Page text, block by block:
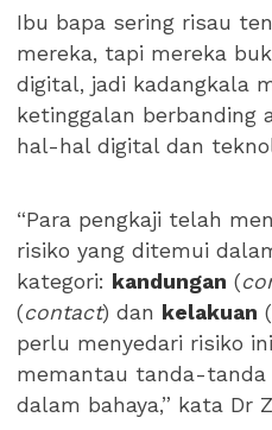
Ibu bapa sering risau
mereka, tapi mereka
digital, jadi kadangkala
ketinggalan berbanding
hal-hal digital dan
“Para pengkaji telah
risiko yang ditemui
kategori: kandungan (
(contact) dan kelakuan (
perlu menyedari risiko
memantau tanda-tanda
dalam bahaya,” kata Dr